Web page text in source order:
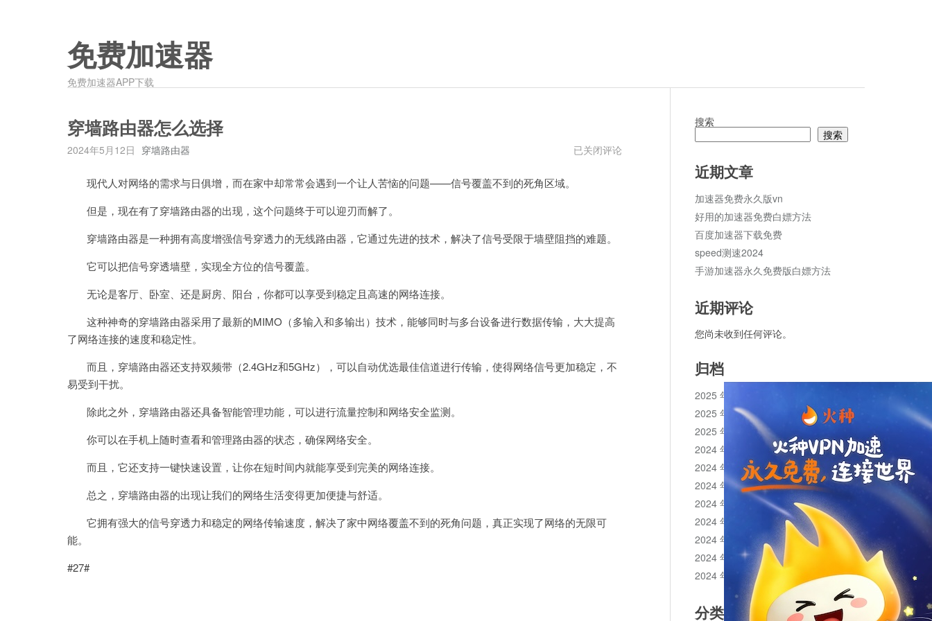
免费加速器
免费加速器APP下载
穿墙路由器怎么选择
2024年5月12日 穿墙路由器
穿
择
已关闭评论
现代人对网络的需求与日俱增，而在家中却常常会遇到一个让人苦恼的问题——信号覆盖不到的死角区域。
但是，现在有了穿墙路由器的出现，这个问题终于可以迎刃而解了。
穿墙路由器是一种拥有高度增强信号穿透力的无线路由器，它通过先进的技术，解决了信号受限于墙壁阻挡的难题。
它可以把信号穿透墙壁，实现全方位的信号覆盖。
无论是客厅、卧室、还是厨房、阳台，你都可以享受到稳定且高速的网络连接。
这种神奇的穿墙路由器采用了最新的MIMO（多输入和多输出）技术，能够同时与多台设备进行数据传输，大大提高
了网络连接的速度和稳定性。
而且，穿墙路由器还支持双频带（2.4GHz和5GHz），可以自动优选最佳信道进行传输，使得网络信号更加稳定，不
易受到干扰。
除此之外，穿墙路由器还具备智能管理功能，可以进行流量控制和网络安全监测。
你可以在手机上随时查看和管理路由器的状态，确保网络安全。
而且，它还支持一键快速设置，让你在短时间内就能享受到完美的网络连接。
总之，穿墙路由器的出现让我们的网络生活变得更加便捷与舒适。
它拥有强大的信号穿透力和稳定的网络传输速度，解决了家中网络覆盖不到的死角问题，真正实现了网络的无限可
能。
#27#
搜索
搜索
近期文章
加速器免费永久版vn
好用的加速器免费白嫖方法
百度加速器下载免费
speed测速2024
手游加速器永久免费版白嫖方法
近期评论
您尚未收到任何评论。
归档
2025 年 11 月
2025 年 10 月
2025 年 1 月
2024 年 12 月
2024 年 11 月
2024 年 10 月
2024 年 9 月
2024 年 8 月
2024 年 7 月
2024 年 6 月
2024 年 5 月
分类目录